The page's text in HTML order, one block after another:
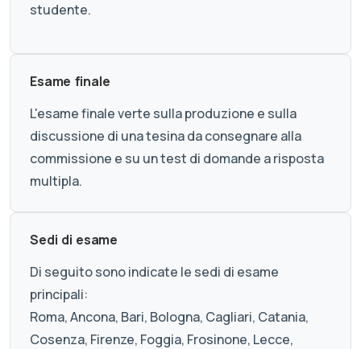
studente.
Esame finale
L'esame finale verte sulla produzione e sulla
discussione di una tesina da consegnare alla
commissione e su un test di domande a risposta
multipla.
Sedi di esame
Di seguito sono indicate le sedi di esame
principali:
Roma, Ancona, Bari, Bologna, Cagliari, Catania,
Cosenza, Firenze, Foggia, Frosinone, Lecce,